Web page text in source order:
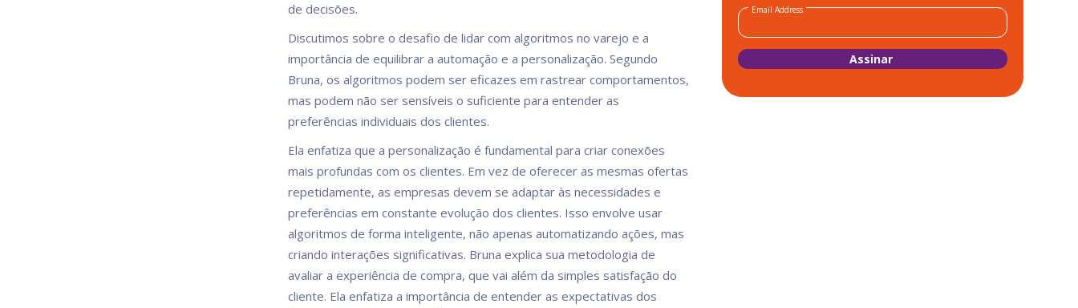
de decisões.
Discutimos sobre o desafio de lidar com algoritmos no varejo e a
importância de equilibrar a automação e a personalização. Segundo
Bruna, os algoritmos podem ser eficazes em rastrear comportamentos,
mas podem não ser sensíveis o suficiente para entender as
preferências individuais dos clientes.
Ela enfatiza que a personalização é fundamental para criar conexões
mais profundas com os clientes. Em vez de oferecer as mesmas ofertas
repetidamente, as empresas devem se adaptar às necessidades e
preferências em constante evolução dos clientes. Isso envolve usar
algoritmos de forma inteligente, não apenas automatizando ações, mas
criando interações significativas. Bruna explica sua metodologia de
avaliar a experiência de compra, que vai além da simples satisfação do
cliente. Ela enfatiza a importância de entender as expectativas dos
Email Address